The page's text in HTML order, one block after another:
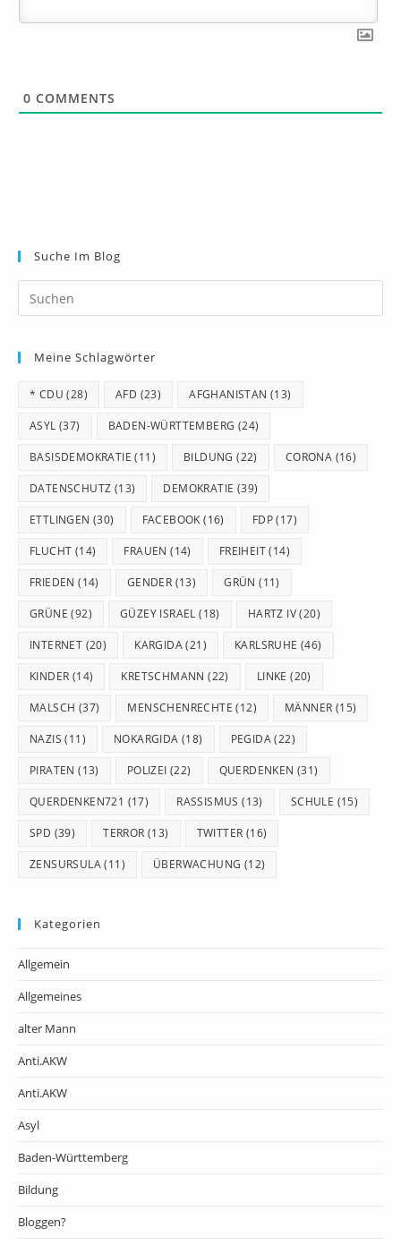
0 COMMENTS
Suche Im Blog
Meine Schlagwörter
* CDU (28) AFD (23) AFGHANISTAN (13)
ASYL (37) BADEN-WÜRTTEMBERG (24)
BASISDEMOKRATIE (11) BILDUNG (22) CORONA (16)
DATENSCHUTZ (13) DEMOKRATIE (39)
ETTLINGEN (30) FACEBOOK (16) FDP(17)
FLUCHT (14) FRAUEN (14) FREIHEIT(14)
FRIEDEN (14) GENDER (13) GRÜN (11)
GRÜNE (92) GÜZEY ISRAEL (18) HARTZ IV(20)
INTERNET (20) KARGIDA(21) KARLSRUHE (46)
KINDER (14) KRETSCHMANN (22) LINKE (20)
MALSCH (37) MENSCHENRECHTE (12) MÄNNER (15)
NAZIS (11) NOKARGIDA (18) PEGIDA(22)
PIRATEN (13) POLIZEI (22) QUERDENKEN (31)
QUERDENKEN721 (17) RASSISMUS (13) SCHULE (15)
SPD (39) TERROR (13) TWITTER (16)
ZENSURSULA(11) ÜBERWACHUNG (12)
Kategorien
Allgemein
Allgemeines
alter Mann
Anti.AKW
Anti.AKW
Asyl
Baden-Württemberg
Bildung
Bloggen?